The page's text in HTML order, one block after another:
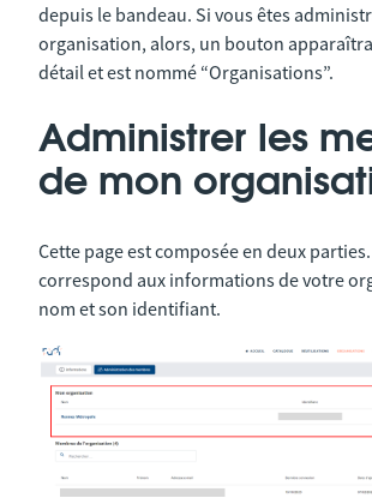
depuis le bandeau. Si vous êtes
organisation, alors, un bouton
détail et est nommé “Organisations”.
Administrer les
de mon
Cette page est composée en deux
correspond aux informations de votre
nom et son identifiant.